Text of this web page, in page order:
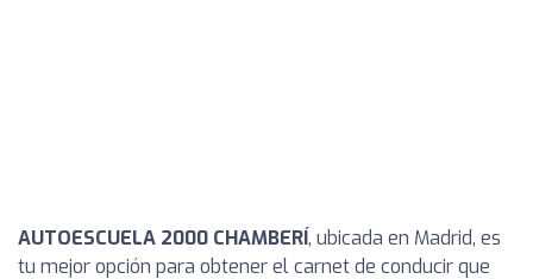
AUTOESCUELA 2000 CHAMBERÍ, ubicada en Madrid, es
tu mejor opción para obtener el carnet de conducir que